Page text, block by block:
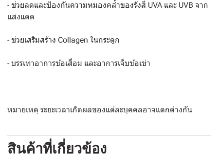
- ช่วยลดและป้องกันความหมองคล้ำของรังสี UVA และ UVB จาก
แสงแดด
- ช่วยเสริมสร้าง Collagen ในกระดูก
- บรรเทาอาการข้อเสื่อม และอาการเจ็บข้อเข่า
หมายเหตุ ระยะเวลาเกิดผลของแต่ละบุคคลอาจแตกต่างกัน
สินค้าที่เกี่ยวข้อง